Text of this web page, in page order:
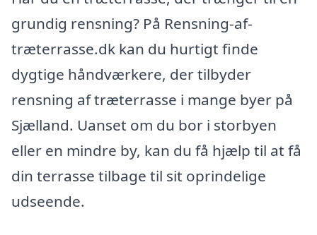
grundig rensning? På Rensning-af-
træterrasse.dk kan du hurtigt finde
dygtige håndværkere, der tilbyder
rensning af træterrasse i mange byer på
Sjælland. Uanset om du bor i storbyen
eller en mindre by, kan du få hjælp til at få
din terrasse tilbage til sit oprindelige
udseende.